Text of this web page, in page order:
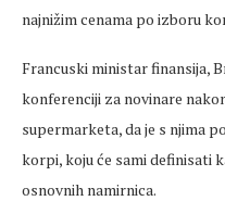
najnižim cenama po izboru
Francuski ministar finansija,
konferenciji za novinare
supermarketa, da je s njima
korpi, koju će sami definisati
osnovnih namirnica.